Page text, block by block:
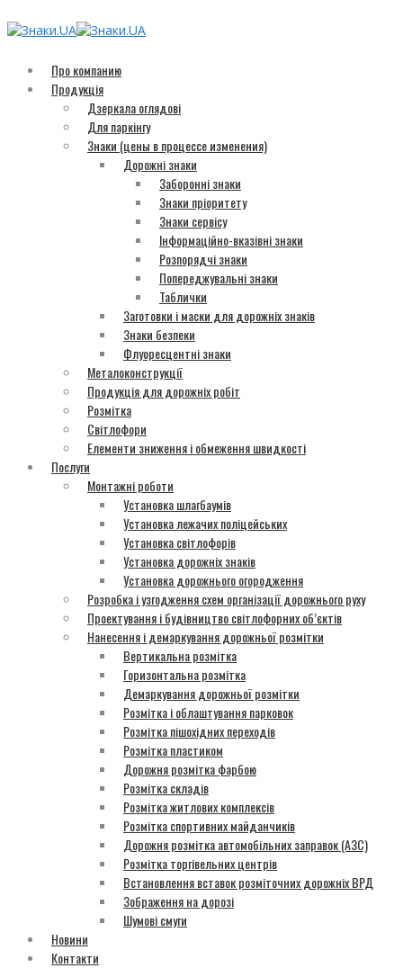
Про компанию
Продукція
Дзеркала оглядові
Для паркінгу
Знаки (цены в процессе изменения)
Дорожні знаки
Заборонні знаки
Знаки пріоритету
Знаки сервісу
Інформаційно-вказівні знаки
Розпорядчі знаки
Попереджувальні знаки
Таблички
Заготовки і маски для дорожніх знаків
Знаки безпеки
Флуоресцентні знаки
Металоконструкції
Продукція для дорожніх робіт
Розмітка
Світлофори
Елементи зниження і обмеження швидкості
Послуги
Монтажні роботи
Установка шлагбаумів
Установка лежачих поліцейських
Установка світлофорів
Установка дорожніх знаків
Установка дорожнього огородження
Розробка і узгодження схем організації дорожнього руху
Проектування і будівництво світлофорних об’єктів
Нанесення і демаркування дорожньої розмітки
Вертикальна розмітка
Горизонтальна розмітка
Демаркування дорожньої розмітки
Розмітка і облаштування парковок
Розмітка пішохідних переходів
Розмітка пластиком
Дорожня розмітка фарбою
Розмітка складів
Розмітка житлових комплексів
Розмітка спортивних майданчиків
Дорожня розмітка автомобільних заправок (АЗС)
Розмітка торгівельних центрів
Встановлення вставок розміточних дорожніх ВРД
Зображення на дорозі
Шумові смуги
Новини
Контакти